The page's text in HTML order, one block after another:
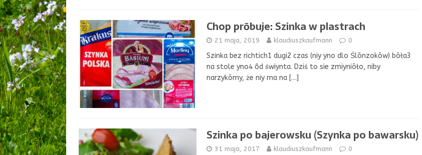
Chop prōbuje: Szinka w plastrach
21 maja, 2019 klaudiuszkaufmann 0
Szinka bez richtich1 dugi2 czas (niy yno dlo Ślōnzokōw) bōła3
na stole yno4 ôd świynta. Dziś to sie zmiyniōło, niby
narzykōmy, że niy ma na […]
Szinka po bajerowsku (Szynka po bawarsku)
31 maja, 2017 klaudiuszkaufmann 0